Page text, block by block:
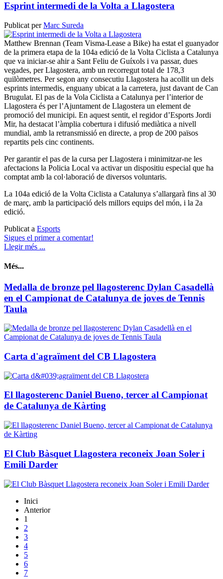
Esprint intermedi de la Volta a Llagostera
Publicat perMarc Sureda
Matthew Brennan (Team Visma-Lease a Bike) ha estat el guanyador
de la primera etapa de la 104a edició de la Volta Ciclista a Catalunya
que va iniciar-se ahir a Sant Feliu de Guíxols i va passar, dues
vegades, per Llagostera, amb un recorregut total de 178,3
quilòmetres. Per segon any consecutiu Llagostera ha acollit un dels
esprints intermedis, enguany ubicat a la carretera, just davant de Can
Brugulat. El pas de la Vola Ciclista a Catalunya per l’interior de
Llagostera és per l’Ajuntament de Llagostera un element de
promoció del municipi. En aquest sentit, el regidor d’Esports Jordi
Mir, ha destacat l’àmplia cobertura i difusió mediàtica a nivell
mundial, amb la retransmissió en directe, a prop de 200 països
repartits pels cinc continents.
Per garantir el pas de la cursa per Llagostera i minimitzar-ne les
afectacions la Policia Local va activar un dispositiu especial que ha
comptat amb la col·laboració de diversos voluntaris.
La 104a edició de la Volta Ciclista a Catalunya s’allargarà fins al 30
de març, amb la participació dels millors equips del món, i la 2a
edició.
Publicat a Esports
Sigues el primer a comentar!
Llegir més ...
Més...
Medalla de bronze pel llagosterenc Dylan Casadellà
en el Campionat de Catalunya de joves de Tennis
Taula
Carta d'agraïment del CB Llagostera
El llagosterenc Daniel Bueno, tercer al Campionat
de Catalunya de Kàrting
El Club Bàsquet Llagostera reconeix Joan Soler i
Emili Darder
Inici
Anterior
1
2
3
4
5
6
7